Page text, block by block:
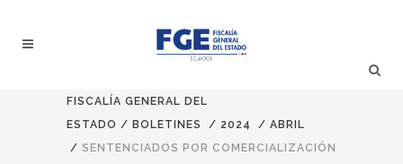
FISCALÍA GENERAL DEL
ESTADO / BOLETINES / 2024 / ABRIL
/ SENTENCIADOS POR COMERCIALIZACIÓN